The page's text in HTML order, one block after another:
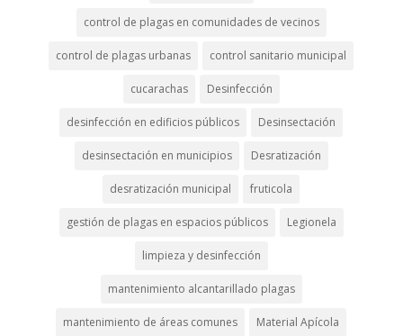
control de plagas en comunidades de vecinos
control de plagas urbanas control sanitario municipal
cucarachas Desinfección
desinfección en edificios públicos Desinsectación
desinsectación en municipios Desratización
desratización municipal fruticola
gestión de plagas en espacios públicos Legionela
limpieza y desinfección
mantenimiento alcantarillado plagas
mantenimiento de áreas comunes Material Apícola